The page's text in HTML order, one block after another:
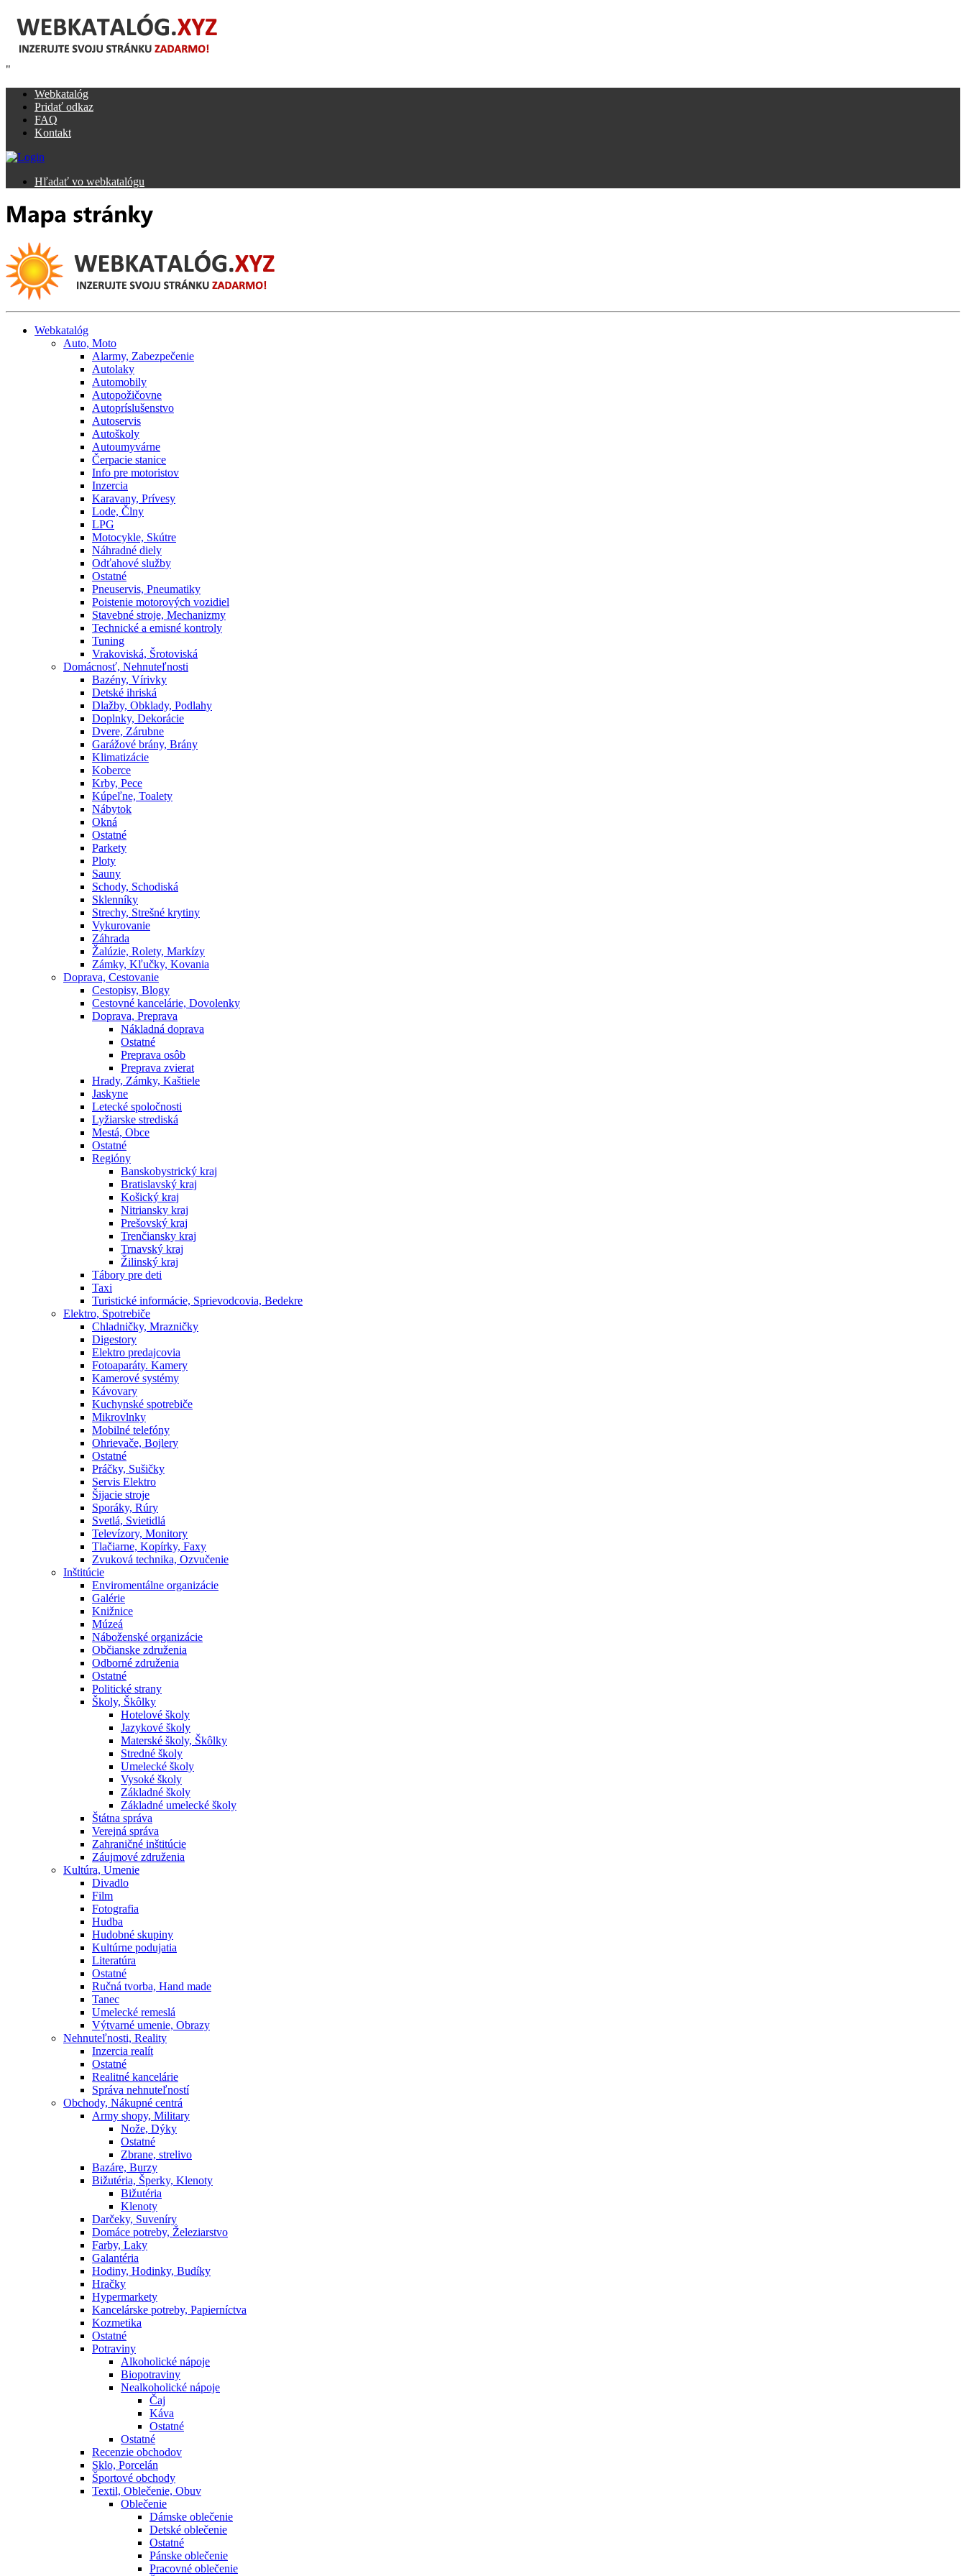
"
Webkatalóg
Pridať odkaz
FAQ
Kontakt
Hľadať vo webkatalógu
Webkatalóg
Auto, Moto
Alarmy, Zabezpečenie
Autolaky
Automobily
Autopožičovne
Autopríslušenstvo
Autoservis
Autoškoly
Autoumyvárne
Čerpacie stanice
Info pre motoristov
Inzercia
Karavany, Prívesy
Lode, Člny
LPG
Motocykle, Skútre
Náhradné diely
Odťahové služby
Ostatné
Pneuservis, Pneumatiky
Poistenie motorových vozidiel
Stavebné stroje, Mechanizmy
Technické a emisné kontroly
Tuning
Vrakoviská, Šrotoviská
Domácnosť, Nehnuteľnosti
Bazény, Vírivky
Detské ihriská
Dlažby, Obklady, Podlahy
Doplnky, Dekorácie
Dvere, Zárubne
Garážové brány, Brány
Klimatizácie
Koberce
Krby, Pece
Kúpeľne, Toalety
Nábytok
Okná
Ostatné
Parkety
Ploty
Sauny
Schody, Schodiská
Sklenníky
Strechy, Strešné krytiny
Vykurovanie
Záhrada
Žalúzie, Rolety, Markízy
Zámky, Kľučky, Kovania
Doprava, Cestovanie
Cestopisy, Blogy
Cestovné kancelárie, Dovolenky
Doprava, Preprava
Nákladná doprava
Ostatné
Preprava osôb
Preprava zvierat
Hrady, Zámky, Kaštiele
Jaskyne
Letecké spoločnosti
Lyžiarske strediská
Mestá, Obce
Ostatné
Regióny
Banskobystrický kraj
Bratislavský kraj
Košický kraj
Nitriansky kraj
Prešovský kraj
Trenčiansky kraj
Trnavský kraj
Žilinský kraj
Tábory pre deti
Taxi
Turistické informácie, Sprievodcovia, Bedekre
Elektro, Spotrebiče
Chladničky, Mrazničky
Digestory
Elektro predajcovia
Fotoaparáty. Kamery
Kamerové systémy
Kávovary
Kuchynské spotrebiče
Mikrovlnky
Mobilné telefóny
Ohrievače, Bojlery
Ostatné
Práčky, Sušičky
Servis Elektro
Šijacie stroje
Sporáky, Rúry
Svetlá, Svietidlá
Televízory, Monitory
Tlačiarne, Kopírky, Faxy
Zvuková technika, Ozvučenie
Inštitúcie
Enviromentálne organizácie
Galérie
Knižnice
Múzeá
Náboženské organizácie
Občianske združenia
Odborné združenia
Ostatné
Politické strany
Školy, Škôlky
Hotelové školy
Jazykové školy
Materské školy, Škôlky
Stredné školy
Umelecké školy
Vysoké školy
Základné školy
Základné umelecké školy
Štátna správa
Verejná správa
Zahraničné inštitúcie
Záujmové združenia
Kultúra, Umenie
Divadlo
Film
Fotografia
Hudba
Hudobné skupiny
Kultúrne podujatia
Literatúra
Ostatné
Ručná tvorba, Hand made
Tanec
Umelecké remeslá
Výtvarné umenie, Obrazy
Nehnuteľnosti, Reality
Inzercia realít
Ostatné
Realitné kancelárie
Správa nehnuteľností
Obchody, Nákupné centrá
Army shopy, Military
Nože, Dýky
Ostatné
Zbrane, strelivo
Bazáre, Burzy
Bižutéria, Šperky, Klenoty
Bižutéria
Klenoty
Darčeky, Suveníry
Domáce potreby, Železiarstvo
Farby, Laky
Galantéria
Hodiny, Hodinky, Budíky
Hračky
Hypermarkety
Kancelárske potreby, Papierníctva
Kozmetika
Ostatné
Potraviny
Alkoholické nápoje
Biopotraviny
Nealkoholické nápoje
Čaj
Káva
Ostatné
Ostatné
Recenzie obchodov
Sklo, Porcelán
Športové obchody
Textil, Oblečenie, Obuv
Oblečenie
Dámske oblečenie
Detské oblečenie
Ostatné
Pánske oblečenie
Pracovné oblečenie